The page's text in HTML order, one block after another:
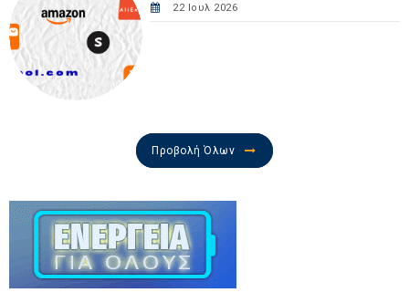
22 Ιουλ 2026
Προβολή Όλων